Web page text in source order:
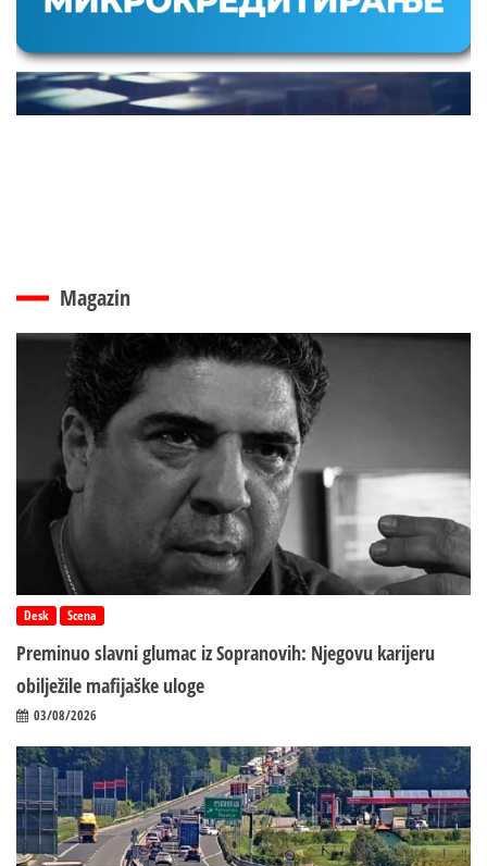
Magazin
Desk Scena
Preminuo slavni glumac iz Sopranovih: Njegovu karijeru
obilježile mafijaške uloge
03/08/2026